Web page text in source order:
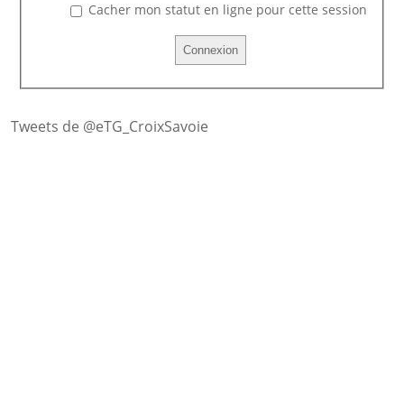
Cacher mon statut en ligne pour cette session
Tweets de @eTG_CroixSavoie